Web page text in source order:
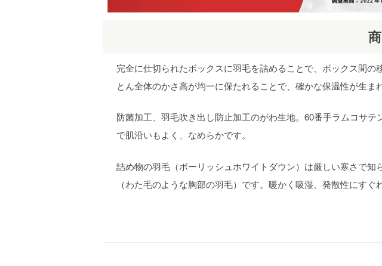
完全に仕切られたボックスに羽毛を詰めることで、ボックス間
とん全体のかさ高が均一に保たれることで、確かな保温性が生まれ
防菌加工、羽毛吹き出し防止加工のがわ生地。60番手ラムコサ
で肌沿いもよく、なめらかです。
詰め物の羽毛（ボーリッシュホワイトダウン）は厳しい寒さで
（わた毛のような胸部の羽毛）です。暖かく吸湿、発散性にすぐ